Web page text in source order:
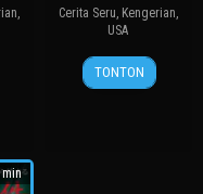
,
Cerita Seru, Kengerian,
USA
24
Oct
John
Carpenter
TONTON